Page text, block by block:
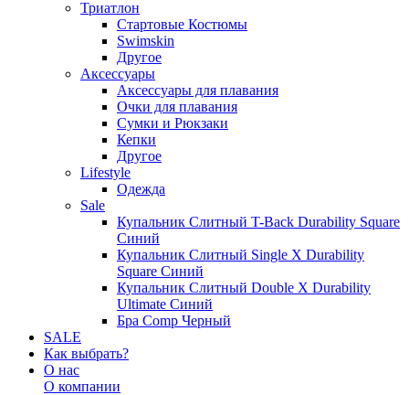
Триатлон
Стартовые Костюмы
Swimskin
Другое
Аксессуары
Аксессуары для плавания
Очки для плавания
Сумки и Рюкзаки
Кепки
Другое
Lifestyle
Одежда
Sale
Купальник Слитный T-Back Durability Square
Синий
Купальник Слитный Single X Durability
Square Синий
Купальник Слитный Double X Durability
Ultimate Синий
Бра Comp Черный
SALE
Как выбрать?
О нас
О компании